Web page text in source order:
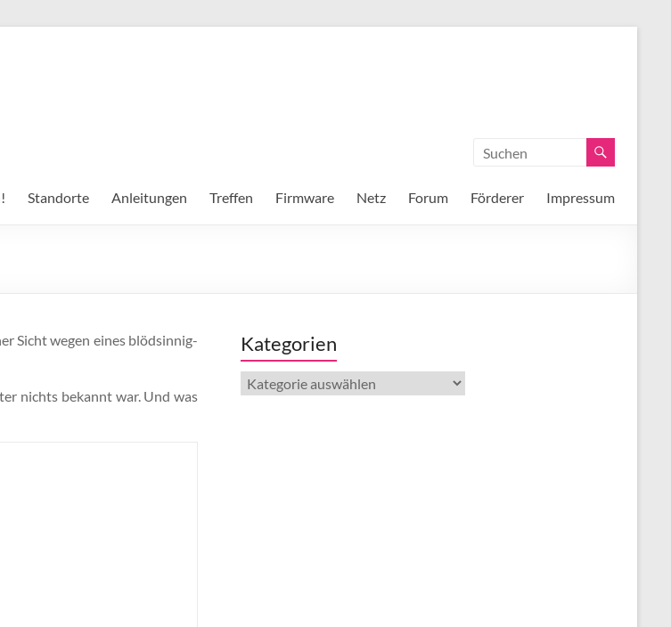
Standorte Anleitungen Treffen Firmware Netz Forum Förderer Impressum
Sicht wegen eines blödsinnig-
nichts bekannt war. Und was
Kategorien
Kategorien